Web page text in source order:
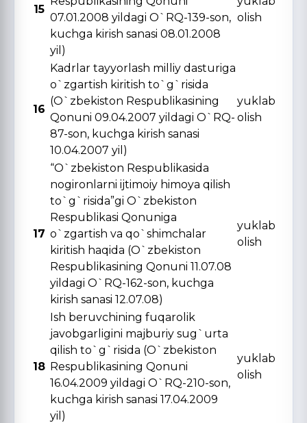
15
07.01.2008 yildagi O`RQ-139-son,
kuchga kirish sanasi 08.01.2008
yil)
olish
16
Kadrlar tayyorlash milliy dasturiga
o`zgartish kiritish to`g`risida
(O`zbekiston Respublikasining
Qonuni 09.04.2007 yildagi O`RQ-
87-son, kuchga kirish sanasi
10.04.2007 yil)
yuklab
olish
17
“O`zbekiston Respublikasida
nogironlarni ijtimoiy himoya qilish
to`g`risida”gi O`zbekiston
Respublikasi Qonuniga
o`zgartish va qo`shimchalar
kiritish haqida (O`zbekiston
Respublikasining Qonuni 11.07.08
yildagi O`RQ-162-son, kuchga
kirish sanasi 12.07.08)
yuklab
olish
18
Ish beruvchining fuqarolik
javobgarligini majburiy sug`urta
qilish to`g`risida (O`zbekiston
Respublikasining Qonuni
16.04.2009 yildagi O`RQ-210-son,
kuchga kirish sanasi 17.04.2009
yil)
yuklab
olish